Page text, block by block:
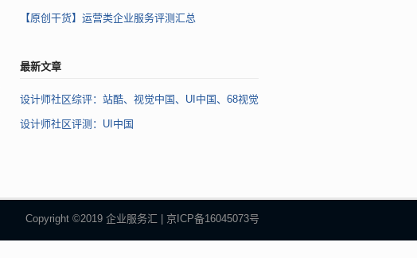
【原创干货】运营类企业服务评测汇总
最新文章
设计师社区综评：站酷、视觉中国、UI中国、68视觉
设计师社区评测：UI中国
Copyright ©2019 企业服务汇 | 京ICP备16045073号